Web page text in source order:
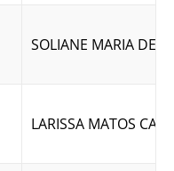
SOLIANE MARIA DE
LARISSA MATOS